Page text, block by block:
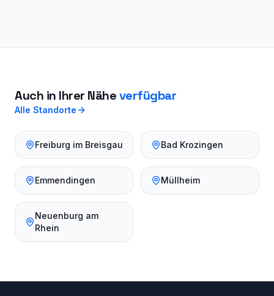
Auch in Ihrer Näheverfügbar
Alle Standorte
Freiburg im Breisgau Bad Krozingen
Emmendingen Müllheim
Neuenburg am
Rhein